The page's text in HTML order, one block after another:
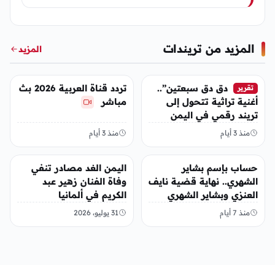
المزيد من تريندات المزيد
تريندات
تقرير
دق دق سبعتين”..
أغنية تراثية تتحول إلى
تريند رقمي في اليمن
منذ 3 أيام
تريندات
تردد قناة العربية 2026 بث
مباشر
منذ 3 أيام
حساب بإسم بشاير
الشهري.. نهاية قضية نايف
العنزي وبشاير الشهري
منذ 7 أيام
اليمن الغد مصادر تنفي
وفاة الفنان زهير عبد
الكريم في ألمانيا
31 يوليو، 2026